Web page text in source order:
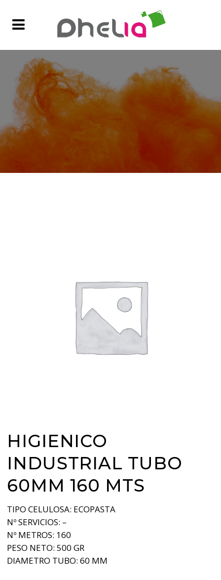
HIGIENICO
INDUSTRIAL TUBO
60MM 160 MTS
TIPO CELULOSA: ECOPASTA
Nº SERVICIOS: –
Nº METROS: 160
PESO NETO: 500 GR
DIAMETRO TUBO: 60 MM